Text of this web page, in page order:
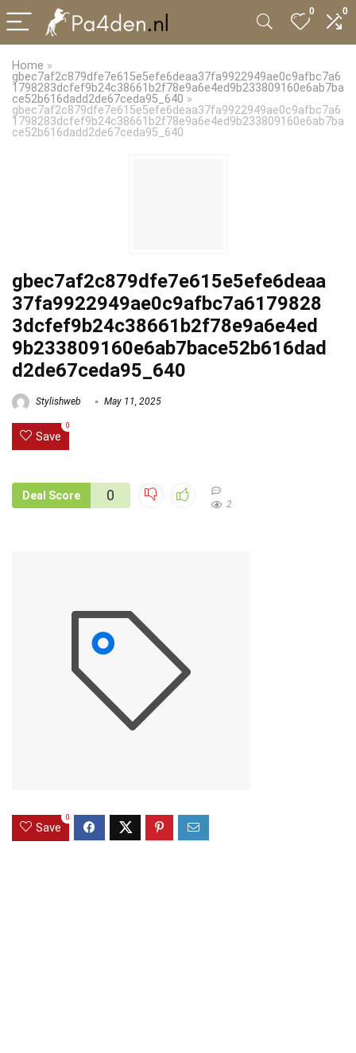
0 0
Home »
gbec7af2c879dfe7e615e5efe6deaa37fa9922949ae0c9afbc7a6
1798283dcfef9b24c38661b2f78e9a6e4ed9b233809160e6ab7ba
ce52b616dadd2de67ceda95_640 »
gbec7af2c879dfe7e615e5efe6deaa37fa9922949ae0c9afbc7a6
1798283dcfef9b24c38661b2f78e9a6e4ed9b233809160e6ab7ba
ce52b616dadd2de67ceda95_640
gbec7af2c879dfe7e615e5efe6deaa
37fa9922949ae0c9afbc7a6179828
3dcfef9b24c38661b2f78e9a6e4ed
9b233809160e6ab7bace52b616dad
d2de67ceda95_640
Stylishweb May 11, 2025
Save
0
Deal Score 0
2
Save
0